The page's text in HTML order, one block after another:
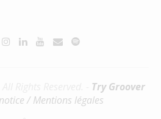
Rights Reserved. - Try Groover
/ Mentions légales